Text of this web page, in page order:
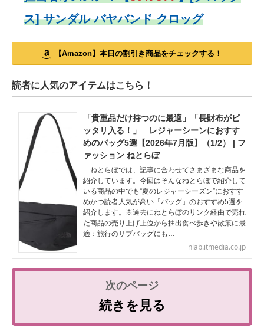
ス] サンダル バヤバンド クロッグ
【Amazon】本日の割引き商品をチェックする！
読者に人気のアイテムはこちら！
「貴重品だけ持つのに最適」「長財布がピ
ッタリ入る！」 レジャーシーンにおすす
めのバッグ5選【2026年7月版】（1/2） | フ
ァッション ねとらぼ
ねとらぼでは、記事に合わせてさまざまな商品を
紹介しています。今回はそんなねとらぼで紹介して
いる商品の中でも“夏のレジャーシーズン”におすす
めかつ読者人気が高い「バッグ」のおすすめ5選を
紹介します。※過去にねとらぼのリンク経由で売れ
た商品の売り上げ上位から抽出食べ歩きや散策に最
適：旅行のサブバッグにも…
nlab.itmedia.co.jp
続きを見る